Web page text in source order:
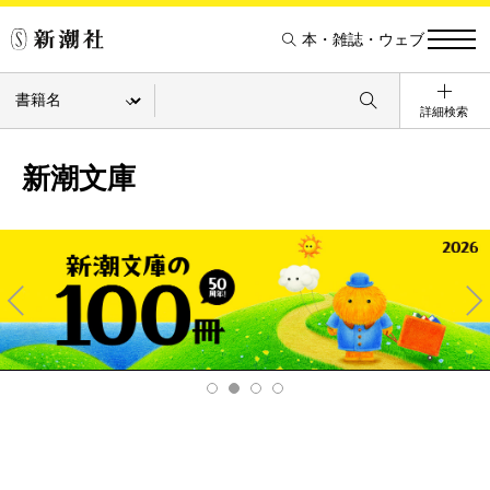
本・雑誌・ウェブ
詳細検索
新潮文庫
Pre
v
Ne
xt